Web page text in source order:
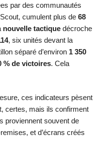
par des communautés
cumulent plus de 68
nouvelle tactique décroche
, six unités devant la
séparé d’environ 1 350
% de victoires. Cela
ces indicateurs pèsent
certes, mais ils confirment
proviennent souvent de
et d’écrans créés